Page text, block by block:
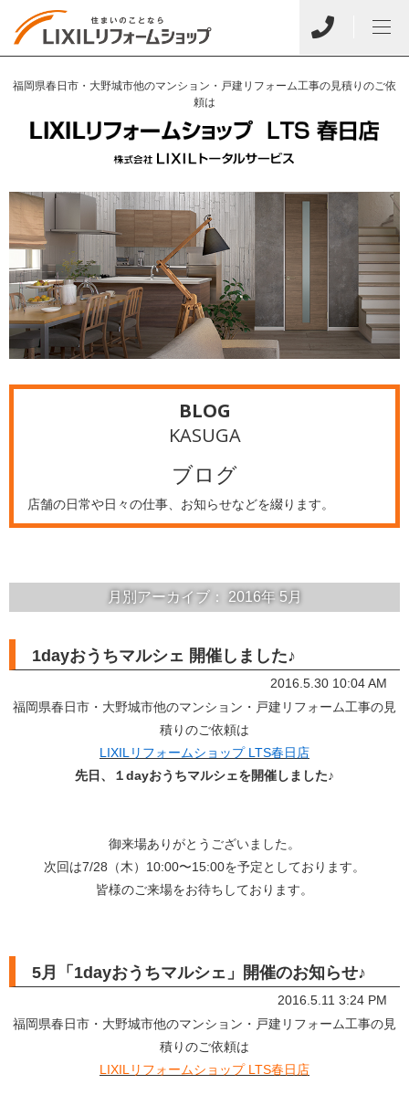
福岡県春日市・大野城市他のマンション・戸建リフォーム工事の見積りのご依
頼は
BLOG
KASUGA
ブログ
店舗の日常や日々の仕事、お知らせなどを綴ります。
月別アーカイブ： 2016年 5月
1dayおうちマルシェ 開催しました♪
2016.5.30 10:04 AM
福岡県春日市・大野城市他のマンション・戸建リフォーム工事の見
積りのご依頼は
LIXILリフォームショップ LTS春日店
先日、１dayおうちマルシェを開催しました♪
御来場ありがとうございました。
次回は7/28（木）10:00〜15:00を予定としております。
皆様のご来場をお待ちしております。
5月「1dayおうちマルシェ」開催のお知らせ♪
2016.5.11 3:24 PM
福岡県春日市・大野城市他のマンション・戸建リフォーム工事の見
積りのご依頼は
LIXILリフォームショップ LTS春日店